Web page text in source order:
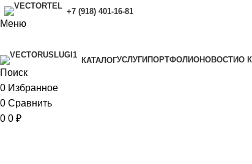
+7 (918) 401-16-81
Меню
КАТАЛОГУСЛУГИ ПОРТФОЛИОНОВОСТИO
Поиск
0 Избранное
0 Сравнить
0 0 ₽